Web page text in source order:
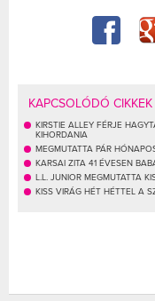
KAPCSOLÓDÓ CIKKEK
KIRSTIE ALLEY FÉRJE
KIHORDANIA
MEGMUTATTA PÁR
KARSAI ZITA 41 ÉVESEN
L.L. JUNIOR MEGMUTATTA
KISS VIRÁG HÉT HÉTTEL A